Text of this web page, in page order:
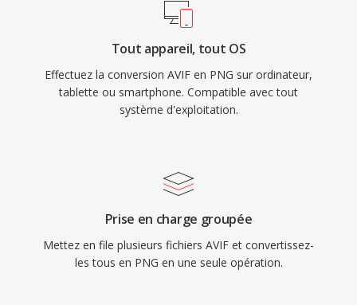
Tout appareil, tout OS
Effectuez la conversion AVIF en PNG sur ordinateur,
tablette ou smartphone. Compatible avec tout
système d'exploitation.
Prise en charge groupée
Mettez en file plusieurs fichiers AVIF et convertissez-
les tous en PNG en une seule opération.